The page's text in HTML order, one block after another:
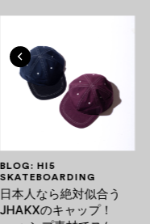
BLOG: HI5
SKATEBOARDING
日本人なら絶対似合う
JHAKXのキャップ！